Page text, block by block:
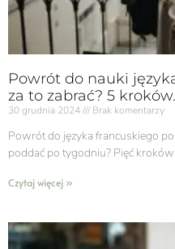
Powrót do nauki
za to zabrać? 5 kroków.
30 grudnia 2024 Brak komentarzy
Powrót do języka francuskiego
poddać po tygodniu? Pięć
Czytaj więcej »